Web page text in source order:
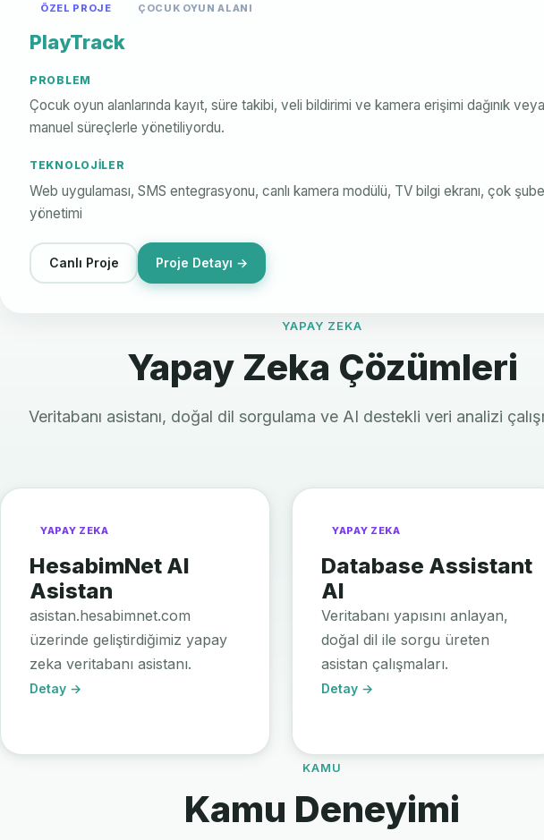
ÖZEL PROJE ÇOCUK OYUN ALANI
PlayTrack
PROBLEM
Çocuk oyun alanlarında kayıt, süre takibi, veli bildirimi ve kamera erişimi dağınık veya
manuel süreçlerle yönetiliyordu.
TEKNOLOJILER
Web uygulaması, SMS entegrasyonu, canlı kamera modülü, TV bilgi ekranı, çok şube
yönetimi
Canlı Proje Proje Detayı →
YAPAY ZEKA
Yapay Zeka Çözümleri
Veritabanı asistanı, doğal dil sorgulama ve AI destekli veri analizi
YAPAY ZEKA
HesabimNet AI
Asistan
asistan.hesabimnet.com
üzerinde geliştirdiğimiz yapay
zeka veritabanı asistanı.
Detay →
YAPAY ZEKA
Database Assistant
AI
Veritabanı yapısını anlayan,
doğal dil ile sorgu üreten
asistan çalışmaları.
Detay →
KAMU
Kamu Deneyimi